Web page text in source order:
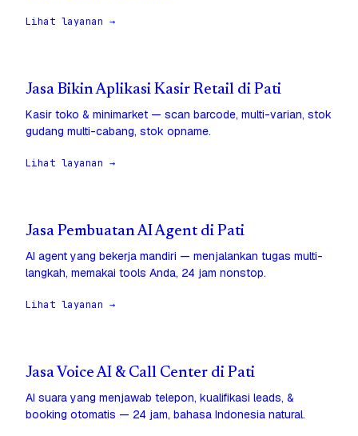
Lihat layanan →
Jasa Bikin Aplikasi Kasir Retail di Pati
Kasir toko & minimarket — scan barcode, multi-varian, stok
gudang multi-cabang, stok opname.
Lihat layanan →
Jasa Pembuatan AI Agent di Pati
AI agent yang bekerja mandiri — menjalankan tugas multi-
langkah, memakai tools Anda, 24 jam nonstop.
Lihat layanan →
Jasa Voice AI & Call Center di Pati
AI suara yang menjawab telepon, kualifikasi leads, &
booking otomatis — 24 jam, bahasa Indonesia natural.